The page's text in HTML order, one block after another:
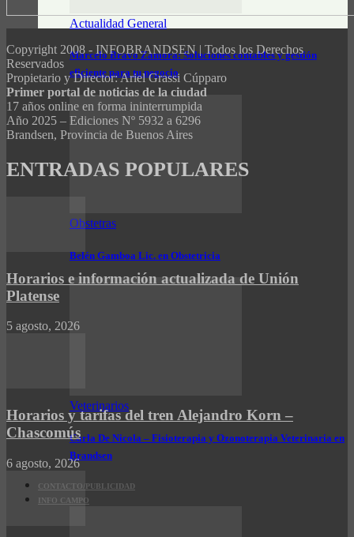
Actualidad General
Marcelo Bravo Zamora: Soluciones contables y gestión
eficiente para tu negocio
Obstetras
Belén Gamboa Lic. en Obstetricia
Veterinarios
Carla De Nicola – Fisioterapia y Ozonoterapia Veterinaria en
Brandsen
CONTACTO/PUBLICIDAD
INFO CAMPO
Copyright 2008 - INFOBRANDSEN | Todos los Derechos
Reservados
Propietario y Director: Ariel Grassi Cúpparo
Primer portal de noticias de la ciudad
17 años online en forma ininterrumpida
Año 2025 – Ediciones Nº 5932 a 6296
Brandsen, Provincia de Buenos Aires
ENTRADAS POPULARES
Horarios e información actualizada de Unión
Platense
5 agosto, 2026
Horarios y tarifas del tren Alejandro Korn –
Chascomús
6 agosto, 2026